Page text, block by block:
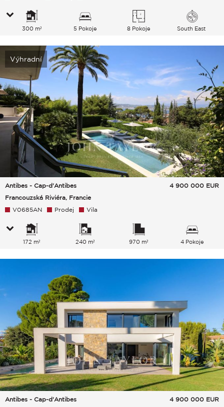
300 m² 5 Pokoje 8 Pokoje South East
Výhradní
Antibes - Cap-d'Antibes
Francouzská Riviéra, Francie
4 900 000 EUR
V0685AN Prodej Vila
172 m² 240 m² 970 m² 4 Pokoje
Antibes - Cap-d'Antibes
4 900 000 EUR